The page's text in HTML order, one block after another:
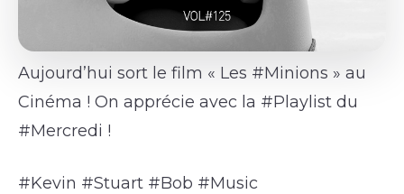
Aujourd’hui sort le film « Les #Minions » au
Cinéma ! On apprécie avec la #Playlist du
#Mercredi !
#Kevin #Stuart #Bob #Music